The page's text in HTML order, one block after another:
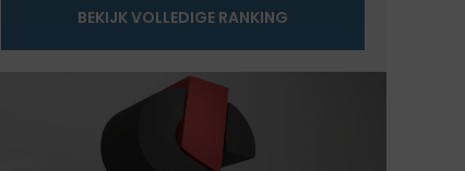
BEKIJK VOLLEDIGE RANKING